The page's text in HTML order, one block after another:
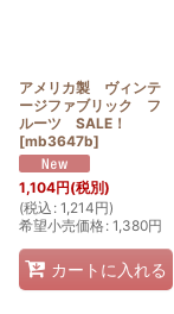
アメリカ製 ヴィンテ
ージファブリック フ
ルーツ SALE！
[mb3647b]
1,104円(税別)
(税込 : 1,214円)
希望小売価格: 1,380円
カートに入れる